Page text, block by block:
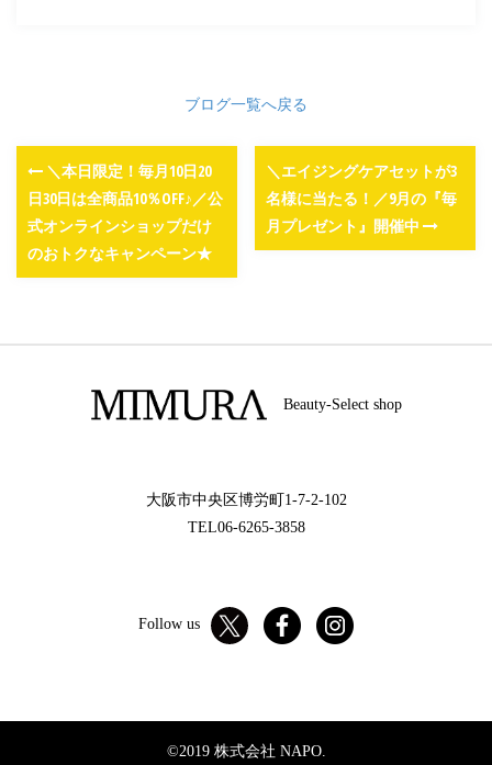
ブログ一覧へ戻る
＼本日限定！毎月10日20
日30日は全商品10％OFF♪／公
式オンラインショップだけ
のおトクなキャンペーン★
＼エイジングケアセットが3
名様に当たる！／9月の『毎
月プレゼント』開催中
Beauty-Select shop
大阪市中央区博労町1-7-2-102
TEL06-6265-3858
Follow us
©2019 株式会社 NAPO.